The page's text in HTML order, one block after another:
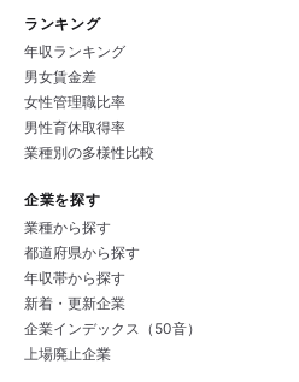
ランキング
年収ランキング
男女賃金差
女性管理職比率
男性育休取得率
業種別の多様性比較
企業を探す
業種から探す
都道府県から探す
年収帯から探す
新着・更新企業
企業インデックス（50音）
上場廃止企業